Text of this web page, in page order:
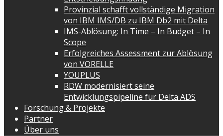
Provinzial schafft vollständige Migration
von IBM IMS/DB zu IBM Db2 mit Delta
IMS-Ablösung: In Time – In Budget – In
Scope
Erfolgreiches Assessment zur Ablösung
von VORELLE
YOUPLUS
RDW modernisiert seine
Entwicklungspipeline für Delta ADS
Forschung & Projekte
Partner
Über uns